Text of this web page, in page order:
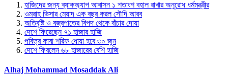
হাজিদের জন্য ব্যাকঅ্যাপ আবাসন ১ শতাংশ বহাল রাখার অনুরোধ ধর্মমন্ত্রীর
ওমরাহ ভিসার মেয়াদ এক বছর করল সৌদি আরব
অতিবৃষ্টি ও বজ্রপাতের বিপদ থেকে বাঁচার দোয়া
দেশে ফিরেছেন ৭১ হাজার হাজি
পবিত্র কাবা শরিফ ধোয়া হবে ৩০ জুন
দেশে ফিরলেন ৬৮ হাজারের বেশি হাজি
Alhaj Mohammad Mosaddak Ali